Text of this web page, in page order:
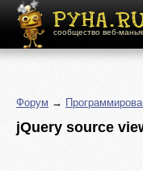
сообщество веб-
Форум →
jQuery source